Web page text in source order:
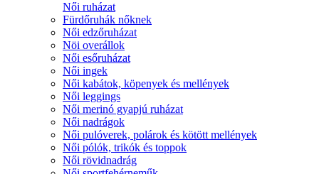
Női ruházat
Fürdőruhák nőknek
Női edzőruházat
Nöi overállok
Női esőruházat
Női ingek
Női kabátok, köpenyek és mellények
Női leggings
Női merinó gyapjú ruházat
Női nadrágok
Női pulóverek, polárok és kötött mellények
Női pólók, trikók és toppok
Női rövidnadrág